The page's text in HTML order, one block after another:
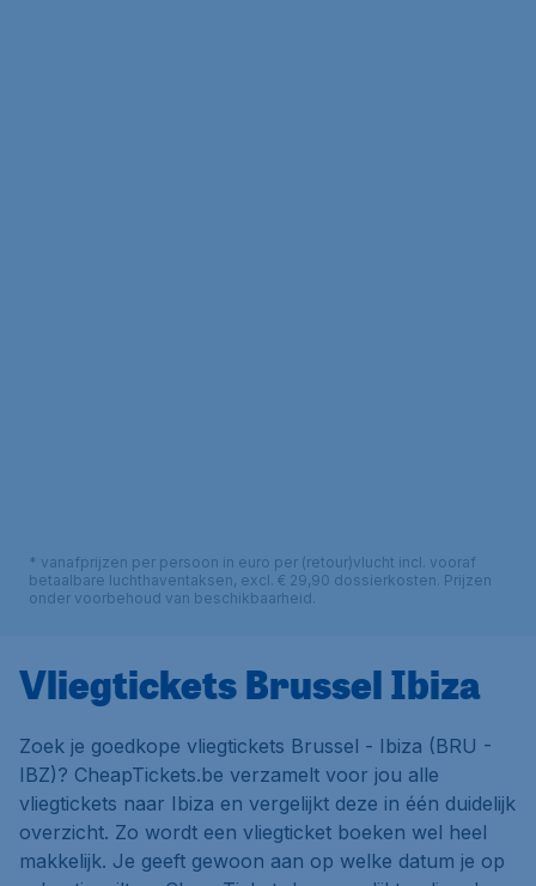
* vanafprijzen per persoon in euro per (retour)vlucht incl. vooraf
betaalbare luchthaventaksen, excl. € 29,90 dossierkosten. Prijzen
onder voorbehoud van beschikbaarheid.
Vliegtickets Brussel Ibiza
Zoek je goedkope vliegtickets Brussel - Ibiza (BRU -
IBZ)? CheapTickets.be verzamelt voor jou alle
vliegtickets naar Ibiza en vergelijkt deze in één duidelijk
overzicht. Zo wordt een vliegticket boeken wel heel
makkelijk. Je geeft gewoon aan op welke datum je op